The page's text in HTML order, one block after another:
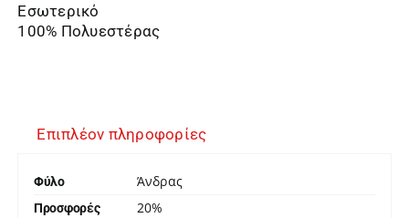
Εσωτερικό
100% Πολυεστέρας
Επιπλέον πληροφορίες
Φύλο Άνδρας
Προσφορές 20%